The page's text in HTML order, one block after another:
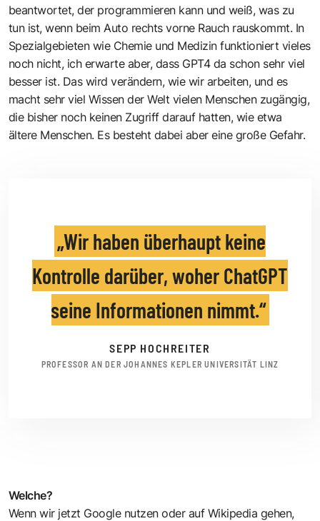
beantwortet, der programmieren kann und weiß, was zu
tun ist, wenn beim Auto rechts vorne Rauch rauskommt. In
Spezialgebieten wie Chemie und Medizin funktioniert vieles
noch nicht, ich erwarte aber, dass GPT4 da schon sehr viel
besser ist. Das wird verändern, wie wir arbeiten, und es
macht sehr viel Wissen der Welt vielen Menschen zugängig,
die bisher noch keinen Zugriff darauf hatten, wie etwa
ältere Menschen. Es besteht dabei aber eine große Gefahr.
Wir haben überhaupt keine
Kontrolle darüber, woher ChatGPT
seine Informationen nimmt.
SEPP HOCHREITER
PROFESSOR AN DER JOHANNES KEPLER UNIVERSITÄT LINZ
Welche?
Wenn wir jetzt Google nutzen oder auf Wikipedia gehen,